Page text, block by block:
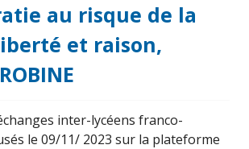
au risque de la
et raison,
inter-lycéens franco-
le 09/11/ 2023 sur la plateforme